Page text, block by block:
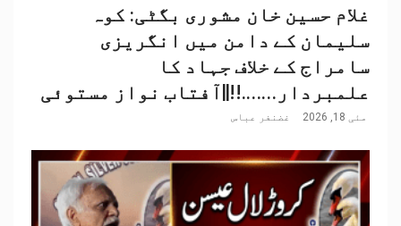
غلام حسین خان مشوری بگٹی: کوہ
سلیمان کے دامن میں انگریزی
سامراج کے خلاف جہاد کا
علمبردار…….!!||آفتاب نواز مستوئی
مئی 18, 2026 غضنفر عباس